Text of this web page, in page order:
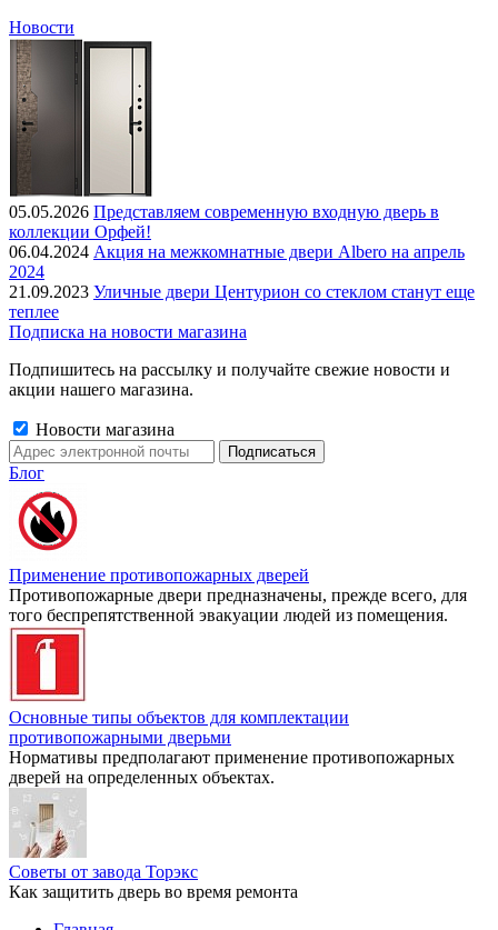
Новости
05.05.2026 Представляем современную входную дверь в
коллекции Орфей!
06.04.2024 Акция на межкомнатные двери Albero на апрель
2024
21.09.2023 Уличные двери Центурион со стеклом станут еще
теплее
Подписка на новости магазина
Подпишитесь на рассылку и получайте свежие новости и
акции нашего магазина.
Новости магазина
Блог
Применение противопожарных дверей
Противопожарные двери предназначены, прежде всего, для
того беспрепятственной эвакуации людей из помещения.
Основные типы объектов для комплектации
противопожарными дверьми
Нормативы предполагают применение противопожарных
дверей на определенных объектах.
Советы от завода Торэкс
Как защитить дверь во время ремонта